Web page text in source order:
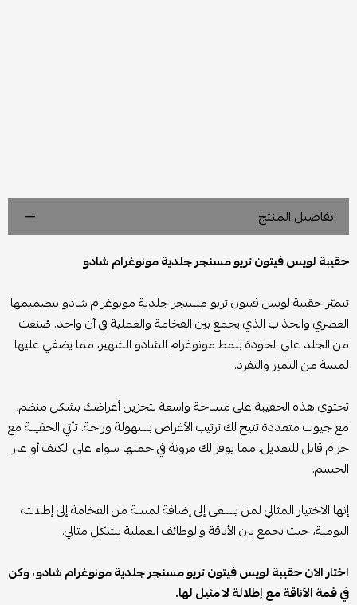
تفاصيل المنتج
حقيبة لويس فيتون تريو مسنجر جلدية مونوغرام شادو
تتميّز حقيبة لويس فيتون تريو مسنجر جلدية مونوغرام شادو بتصميمها
العصري والجذاب الذي يجمع بين الفخامة والعملية في آن واحد. صُنعت
من الجلد عالي الجودة بنمط مونوغرام الشادو الشهير، مما يضفي عليها
لمسة من التميز والتفرد.
تحتوي هذه الحقيبة على مساحة واسعة لتخزين أغراضك بشكل منظم،
مع جيوب متعددة تتيح لك ترتيب الأغراض بسهولة وراحة. تأتي الحقيبة مع
حزام قابل للتعديل، مما يوفر لك مرونة في حملها سواء على الكتف أو عبر
الجسم.
إنها الاختيار المثالي لمن يسعى إلى إضافة لمسة من الفخامة إلى إطلالته
اليومية، حيث تجمع بين الأناقة والوظائف العملية بشكل مثالي.
اختار الآن حقيبة لويس فيتون تريو مسنجر جلدية مونوغرام شادو، وكن
في قمة الأناقة مع إطلالة لا مثيل لها.